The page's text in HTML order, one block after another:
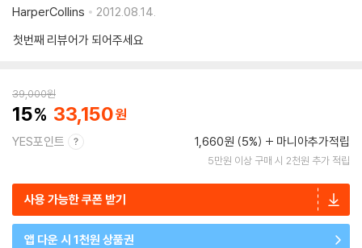
HarperCollins
2012.08.14.
첫번째 리뷰어가 되어주세요
39,000원
15 33,150
YES포인트 1,660원 (5%) 마니아추가적립
5만원 이상 구매 시 2천원 추가 적립
사용 가능한 쿠폰 받기
앱 다운 시 1천원 상품권